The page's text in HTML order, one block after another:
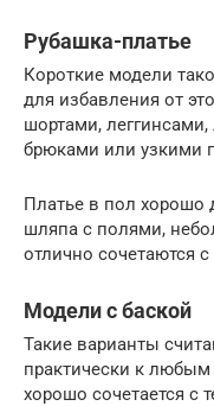
Рубашка-платье
Короткие модели
для избавления от
шортами,
брюками или узкими
Платье в пол хорошо
шляпа с полями,
отлично сочетаются
Модели с баской
Такие варианты
практически к
хорошо сочетается с